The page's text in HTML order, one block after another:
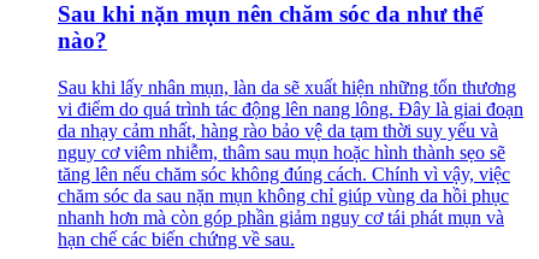
Sau khi nặn mụn nên chăm sóc da như thế
nào?
Sau khi lấy nhân mụn, làn da sẽ xuất hiện những tổn thương
vi điểm do quá trình tác động lên nang lông. Đây là giai đoạn
da nhạy cảm nhất, hàng rào bảo vệ da tạm thời suy yếu và
nguy cơ viêm nhiễm, thâm sau mụn hoặc hình thành sẹo sẽ
tăng lên nếu chăm sóc không đúng cách. Chính vì vậy, việc
chăm sóc da sau nặn mụn không chỉ giúp vùng da hồi phục
nhanh hơn mà còn góp phần giảm nguy cơ tái phát mụn và
hạn chế các biến chứng về sau.